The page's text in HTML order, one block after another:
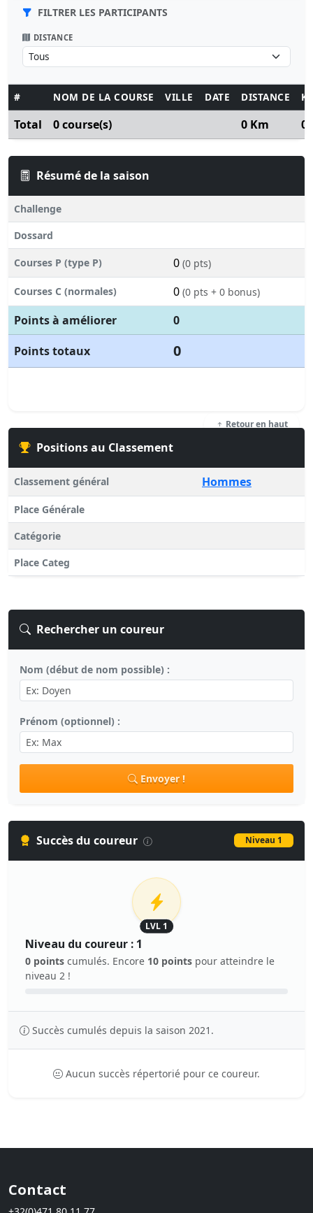
FILTRER LES PARTICIPANTS
DISTANCE
# NOM DE LA COURSE VILLE DATE DISTANCE
Total 0 course(s) 0 Km 0
Résumé de la saison
Challenge
Dossard
Courses P (type P) 0 (0 pts)
Courses C (normales) 0 (0 pts + 0 bonus)
Points à améliorer
0
Points totaux
0
Retour en haut
Positions au Classement
Classement général Hommes
Place Générale
Catégorie
Place Categ
Rechercher un coureur
Nom (début de nom possible) :
Prénom (optionnel) :
Envoyer !
Succès du coureur Niveau 1
LVL 1
Niveau du coureur : 1
0 points cumulés. Encore 10 points pour atteindre le
niveau 2 !
Succès cumulés depuis la saison 2021.
Aucun succès répertorié pour ce coureur.
Contact